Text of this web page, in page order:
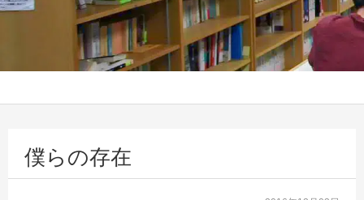
僕らの存在